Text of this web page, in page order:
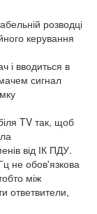
розводці
керування
і вводиться в
сигнал
TV так, щоб
від ІК ПДУ.
не обов'язкова
між
ответвители,